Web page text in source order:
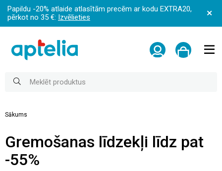
Papildu -20% atlaide atlasītām precēm ar kodu EXTRA20,
pērkot no 35 €: Izvēlieties
Sākums
Gremošanas līdzekļi līdz pat
-55%